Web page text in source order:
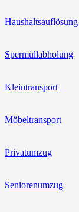
Haushaltsauflösung
Spermüllabholung
Kleintransport
Möbeltransport
Privatumzug
Seniorenumzug